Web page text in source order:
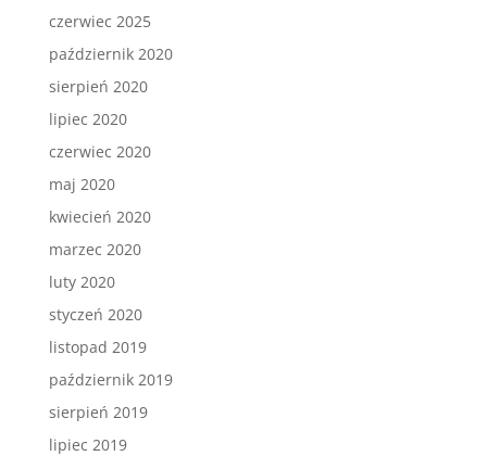
czerwiec 2025
październik 2020
sierpień 2020
lipiec 2020
czerwiec 2020
maj 2020
kwiecień 2020
marzec 2020
luty 2020
styczeń 2020
listopad 2019
październik 2019
sierpień 2019
lipiec 2019